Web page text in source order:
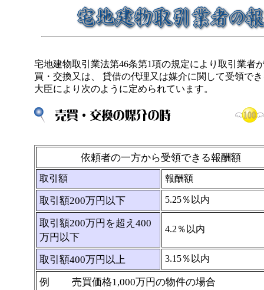
宅地建物取引業法第46条第1項の規定により取引業者
買・交換又は、 貸借の代理又は媒介に関して受領で
大臣により次のように定められています。
依頼者の一方から受領できる報酬額
取引額 報酬額
取引額200万円以下 5.25％以内
取引額200万円を超え400
万円以下
4.2％以内
取引額400万円以上 3.15％以内
例 売買価格1,000万円の物件の場合